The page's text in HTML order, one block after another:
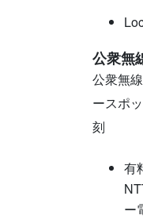
公衆無
公衆無
ースポ
刻
有
ー